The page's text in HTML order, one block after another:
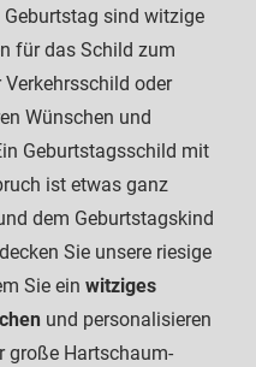
sind witzige
für das Schild zum
oder
Wünschen und
Geburtstagsschild mit
ist etwas ganz
dem Geburtstagskind
Sie unsere riesige
Sie ein witziges
und personalisieren
große Hartschaum-